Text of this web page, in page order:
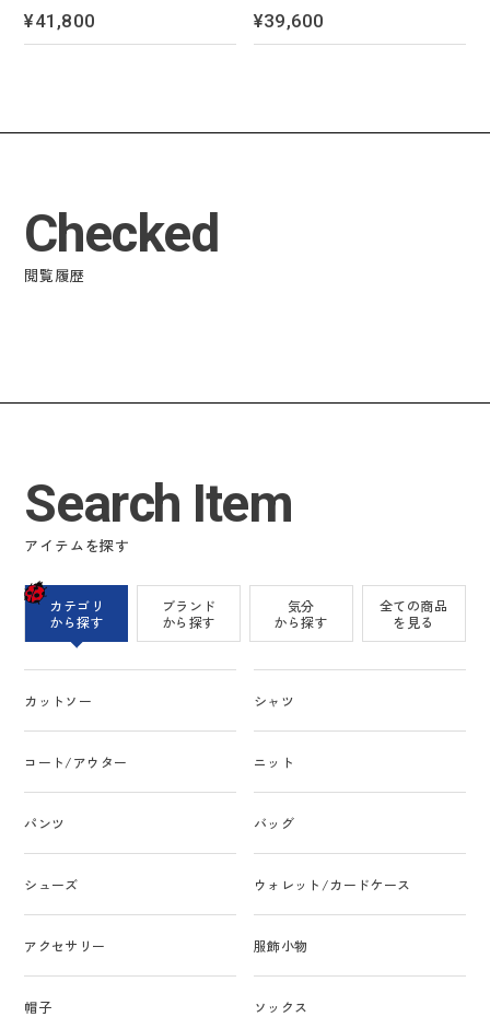
¥41,800
¥39,600
Checked
閲覧履歴
Search Item
アイテムを探す
カテゴリ
から探す
ブランド
から探す
気分
から探す
全ての商品
を見る
カットソー シャツ
コート/アウター ニット
パンツ バッグ
シューズ ウォレット/カードケース
アクセサリー 服飾小物
帽子 ソックス